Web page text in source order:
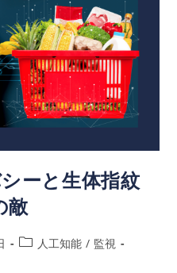
ーと生体指紋
敵
人工知能 / 監視